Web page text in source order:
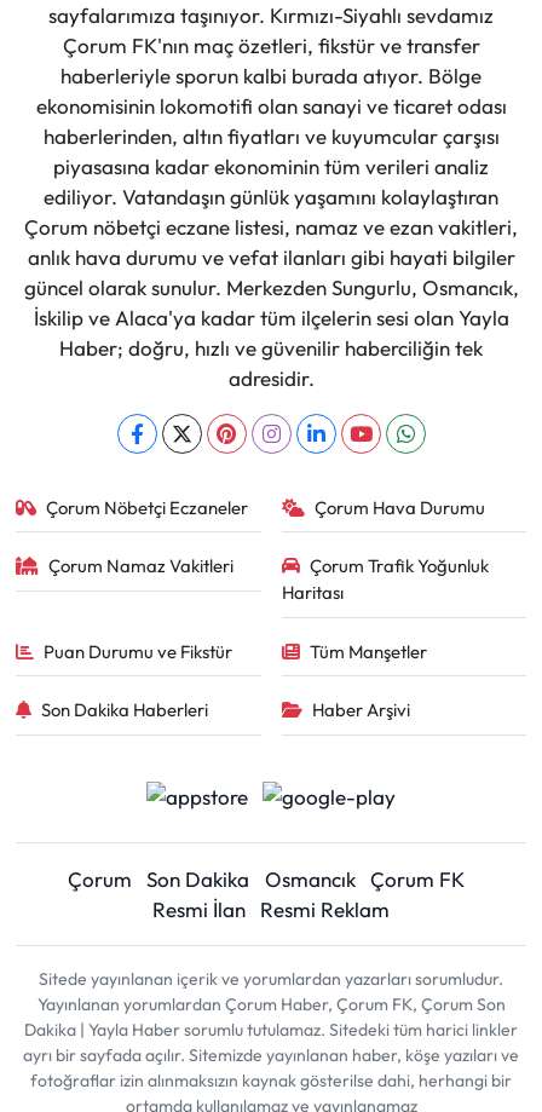
sayfalarımıza taşınıyor. Kırmızı-Siyahlı sevdamız
Çorum FK'nın maç özetleri, fikstür ve transfer
haberleriyle sporun kalbi burada atıyor. Bölge
ekonomisinin lokomotifi olan sanayi ve ticaret odası
haberlerinden, altın fiyatları ve kuyumcular çarşısı
piyasasına kadar ekonominin tüm verileri analiz
ediliyor. Vatandaşın günlük yaşamını kolaylaştıran
Çorum nöbetçi eczane listesi, namaz ve ezan vakitleri,
anlık hava durumu ve vefat ilanları gibi hayati bilgiler
güncel olarak sunulur. Merkezden Sungurlu, Osmancık,
İskilip ve Alaca'ya kadar tüm ilçelerin sesi olan Yayla
Haber; doğru, hızlı ve güvenilir haberciliğin tek
adresidir.
Çorum Nöbetçi Eczaneler Çorum Hava Durumu
Çorum Namaz Vakitleri
Çorum Trafik Yoğunluk
Haritası
Puan Durumu ve Fikstür Tüm Manşetler
Son Dakika Haberleri Haber Arşivi
Çorum Son Dakika Osmancık Çorum FK
Resmi İlan
Resmi Reklam
Sitede yayınlanan içerik ve yorumlardan yazarları sorumludur.
Yayınlanan yorumlardan Çorum Haber, Çorum FK, Çorum Son
Dakika | Yayla Haber sorumlu tutulamaz. Sitedeki tüm harici linkler
ayrı bir sayfada açılır. Sitemizde yayınlanan haber, köşe yazıları ve
fotoğraflar izin alınmaksızın kaynak gösterilse dahi, herhangi bir
ortamda kullanılamaz ve yayınlanamaz